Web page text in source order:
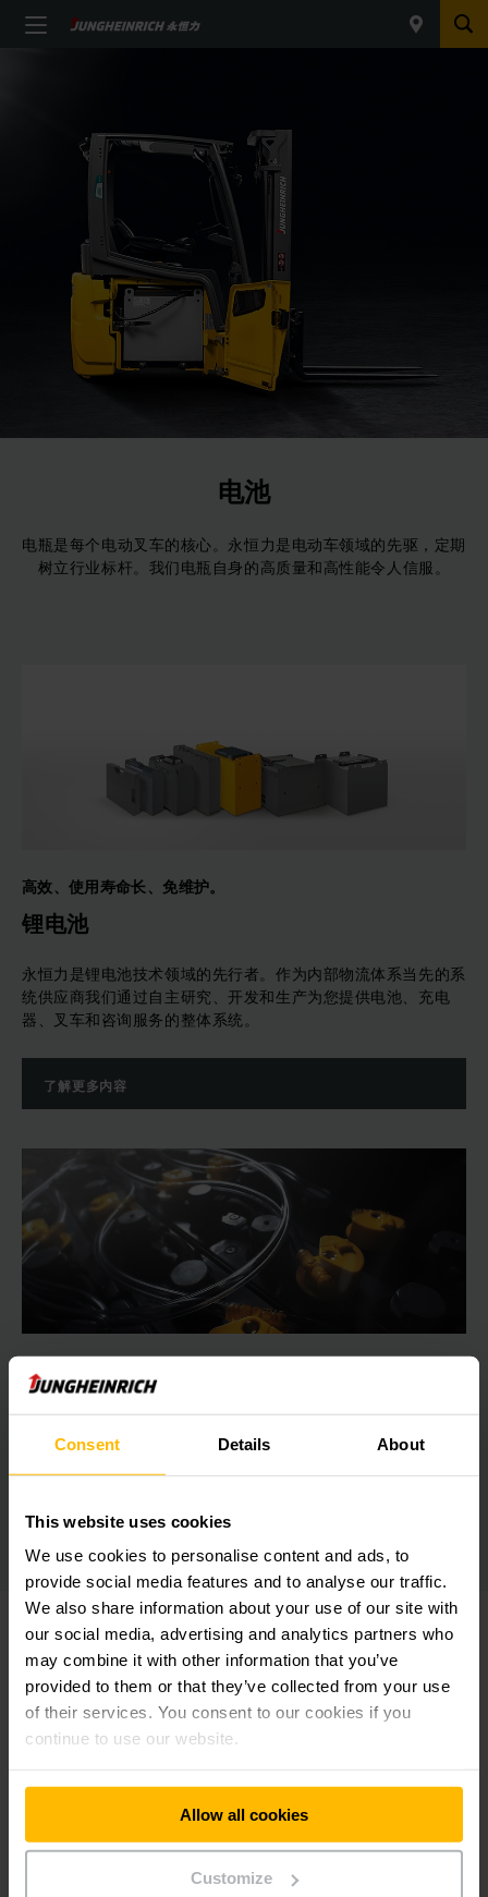
Consent Details About
This website uses cookies
We use cookies to personalise content and ads, to
provide social media features and to analyse our traffic.
We also share information about your use of our site with
our social media, advertising and analytics partners who
may combine it with other information that you’ve
provided to them or that they’ve collected from your use
of their services. You consent to our cookies if you
continue to use our website.
Allow all cookies
Customize
电池
电瓶是每个电动叉车的核心。永恒力是电动车领域的先驱，定期
树立行业标杆。我们电瓶自身的高质量和高性能令人信服。
高效、使用寿命长、免维护。
锂电池
永恒力是锂电池技术领域的先行者。作为内部物流体系当先的系
统供应商我们通过自主研究、开发和生产为您提供电池、充电
器、叉车和咨询服务的整体系统。
了解更多内容
适用于各种型号电动叉车
铅酸电池
了解更多内容